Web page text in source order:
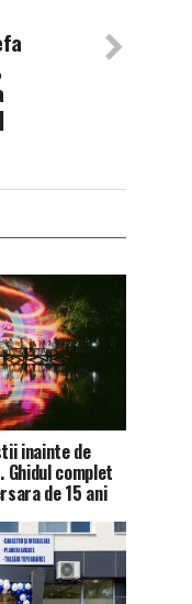
inainte de
Ghidul complet
de 15 ani